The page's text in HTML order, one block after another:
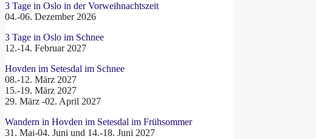
3 Tage in Oslo in der Vorweihnachtszeit
04.-06. Dezember 2026
3 Tage in Oslo im Schnee
12.-14. Februar 2027
Hovden im Setesdal im Schnee
08.-12. März 2027
15.-19. März 2027
29. März -02. April 2027
Wandern in Hovden im Setesdal im Frühsommer
31. Mai-04. Juni und 14.-18. Juni 2027